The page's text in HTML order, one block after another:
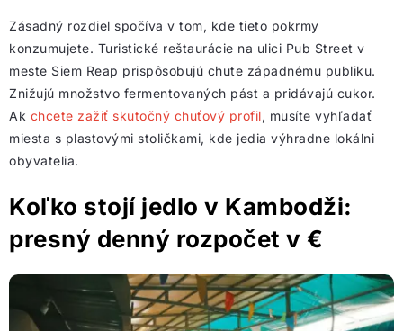
Zásadný rozdiel spočíva v tom, kde tieto pokrmy
konzumujete. Turistické reštaurácie na ulici Pub Street v
meste Siem Reap prispôsobujú chute západnému publiku.
Znižujú množstvo fermentovaných pást a pridávajú cukor.
Ak chcete zažiť skutočný chuťový profil, musíte vyhľadať
miesta s plastovými stoličkami, kde jedia výhradne lokálni
obyvatelia.
Koľko stojí jedlo v Kambodži:
presný denný rozpočet v €